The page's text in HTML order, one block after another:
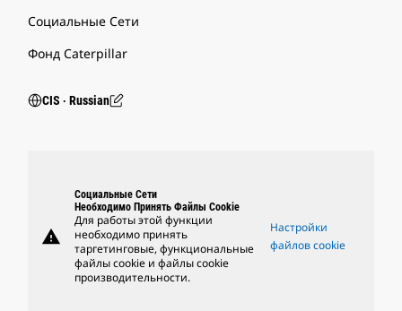
Социальные Сети
Фонд Caterpillar
CIS ‧ Russian
warning
Социальные Сети
Необходимо Принять Файлы Cookie
Для работы этой функции
необходимо принять
таргетинговые, функциональные
файлы cookie и файлы cookie
производительности.
Настройки
файлов cookie